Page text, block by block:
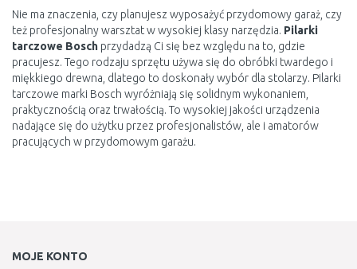
Nie ma znaczenia, czy planujesz wyposażyć przydomowy garaż, czy
też profesjonalny warsztat w wysokiej klasy narzędzia. Pilarki
tarczowe Bosch przydadzą Ci się bez względu na to, gdzie
pracujesz. Tego rodzaju sprzętu używa się do obróbki twardego i
miękkiego drewna, dlatego to doskonały wybór dla stolarzy. Pilarki
tarczowe marki Bosch wyróżniają się solidnym wykonaniem,
praktycznością oraz trwałością. To wysokiej jakości urządzenia
nadające się do użytku przez profesjonalistów, ale i amatorów
pracujących w przydomowym garażu.
MOJE KONTO